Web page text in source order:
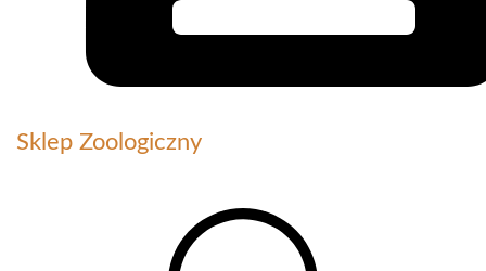
Sklep Zoologiczny